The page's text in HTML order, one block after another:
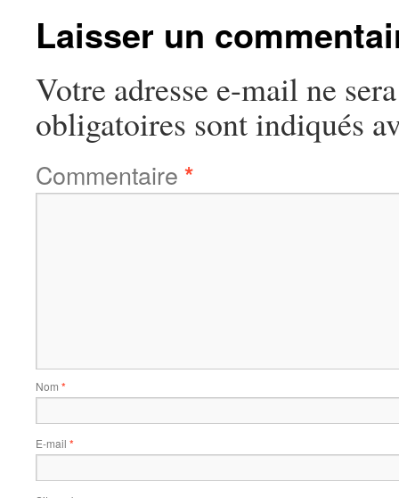
Laisser un
Votre adresse e-mail ne
obligatoires sont indiqués
Commentaire *
Nom *
E-mail *